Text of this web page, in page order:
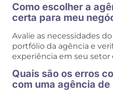
Como escolher a
certa para meu
Avalie as necessidades
portfólio da agência e
experiência em seu setor
Quais são os erros
com uma agência